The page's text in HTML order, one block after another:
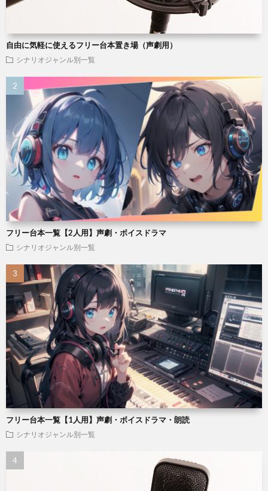
自由に気軽に使えるフリー台本置き場（声劇用）
シナリオジャンル別一覧
フリー台本一覧【2人用】声劇・ボイスドラマ
シナリオジャンル別一覧
フリー台本一覧【1人用】声劇・ボイスドラマ・朗読
シナリオジャンル別一覧